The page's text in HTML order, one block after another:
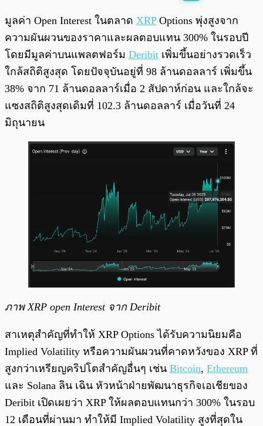
0:00
มูลค่า Open Interest ในตลาด XRPOptions พุ่งสูงจาก
ความผันผวนของราคาและผลตอบแทน 300% ในรอบปี
โดยมีมูลค่าบนแพลตฟอร์ม Deribit เพิ่มขึ้นอย่างรวดเร็ว
ใกล้สถิติสูงสุด โดยปัจจุบันอยู่ที่ 98 ล้านดอลลาร์ เพิ่มขึ้น
38% จาก 71 ล้านดอลลาร์เมื่อ 2 สัปดาห์ก่อน และใกล้จะ
แซงสถิติสูงสุดเดิมที่ 102.3 ล้านดอลลาร์ เมื่อวันที่ 24
มิถุนายน
ภาพ XRP open Interest จาก Deribit
สาเหตุสำคัญที่ทำให้ XRP Options ได้รับความนิยมคือ
Implied Volatility หรือความผันผวนที่คาดหวังของ XRP ที่
สูงกว่าเหรียญคริปโตสำคัญอื่นๆ เช่น Bitcoin, Ethereum
และ Solana ลิน เฉิน หัวหน้าฝ่ายพัฒนาธุรกิจเอเชียของ
Deribit เปิดเผยว่า XRP ให้ผลตอบแทนกว่า 300% ในรอบ
12 เดือนที่ผ่านมา ทำให้มี Implied Volatility สูงที่สุดใน